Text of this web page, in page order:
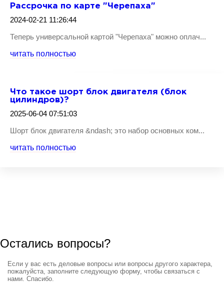
Рассрочка по карте "Черепаха"
2024-02-21 11:26:44
Теперь универсальной картой "Черепаха" можно оплач...
читать полностью
Что такое шорт блок двигателя (блок
цилиндров)?
2025-06-04 07:51:03
Шорт блок двигателя &ndash; это набор основных ком...
читать полностью
Остались вопросы?
Если у вас есть деловые вопросы или вопросы другого характера,
пожалуйста, заполните следующую форму, чтобы связаться с
нами. Спасибо.